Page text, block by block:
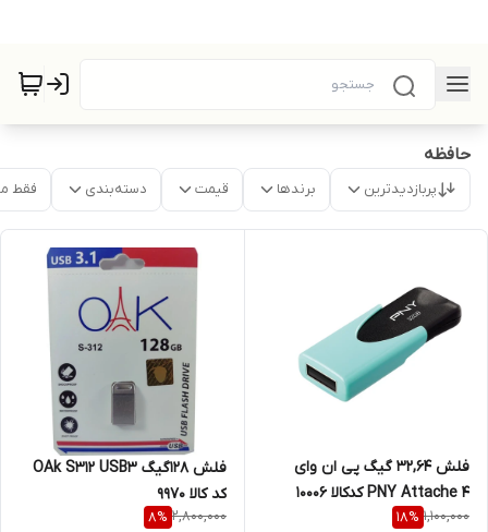
حافظه
پربازدیدترین برندها قیمت دسته‌بندی فقط
فلش 32,64 گیگ پی ان وای
PNY Attache 4 کدکالا 10006
1,100,000
18%
فلش 128گیگ OAk S312 USB3
کد کالا 9970
2,800,000
8%